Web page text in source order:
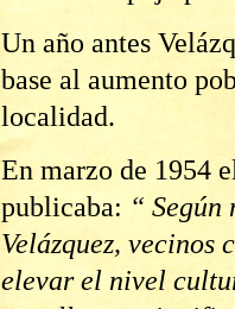
Un año antes
base al aumento
localidad.
En marzo de 1954
publicaba: “ Según
Velázquez, vecinos
elevar el nivel